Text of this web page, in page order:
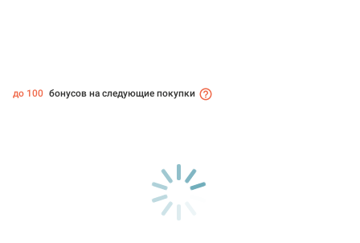
до 100 бонусов на следующие покупки